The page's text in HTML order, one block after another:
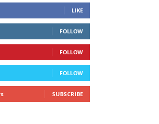
LIKE
FOLLOW
FOLLOW
FOLLOW
SUBSCRIBE